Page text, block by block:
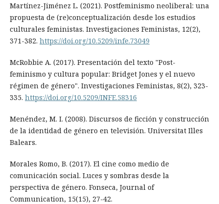
Martínez-Jiménez L. (2021). Postfeminismo neoliberal: una
propuesta de (re)conceptualización desde los estudios
culturales feministas. Investigaciones Feministas, 12(2),
371-382. https://doi.org/10.5209/infe.73049
McRobbie A. (2017). Presentación del texto "Post-
feminismo y cultura popular: Bridget Jones y el nuevo
régimen de género". Investigaciones Feministas, 8(2), 323-
335. https://doi.org/10.5209/INFE.58316
Menéndez, M. I. (2008). Discursos de ficción y construcción
de la identidad de género en televisión. Universitat Illes
Balears.
Morales Romo, B. (2017). El cine como medio de
comunicación social. Luces y sombras desde la
perspectiva de género. Fonseca, Journal of
Communication, 15(15), 27-42.